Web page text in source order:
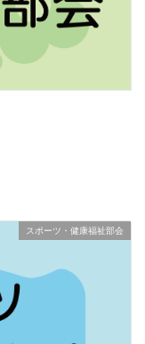
スポーツ・健康福祉部会